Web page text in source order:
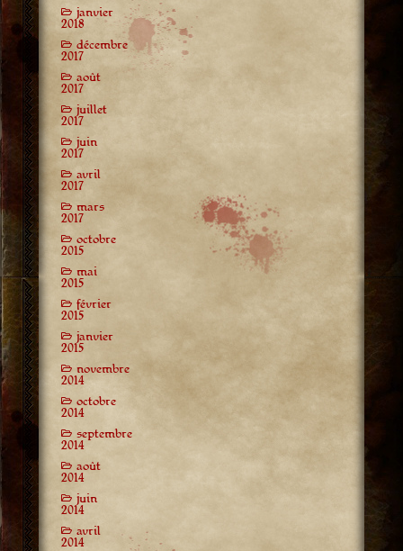
janvier
2018
décembre
2017
août
2017
juillet
2017
juin
2017
avril
2017
mars
2017
octobre
2015
mai
2015
février
2015
janvier
2015
novembre
2014
octobre
2014
septembre
2014
août
2014
juin
2014
avril
2014